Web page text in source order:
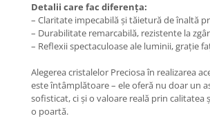
Argint
Coliere cu pietre semiprețioase
Detalii care fac diferența:
– Claritate impecabilă și tăietură de înaltă
– Durabilitate remarcabilă, rezistente la
– Reflexii spectaculoase ale luminii, grație
Alegerea cristalelor Preciosa în realizarea
este întâmplătoare – ele oferă nu doar un
sofisticat, ci și o valoare reală prin calitatea
o poartă.